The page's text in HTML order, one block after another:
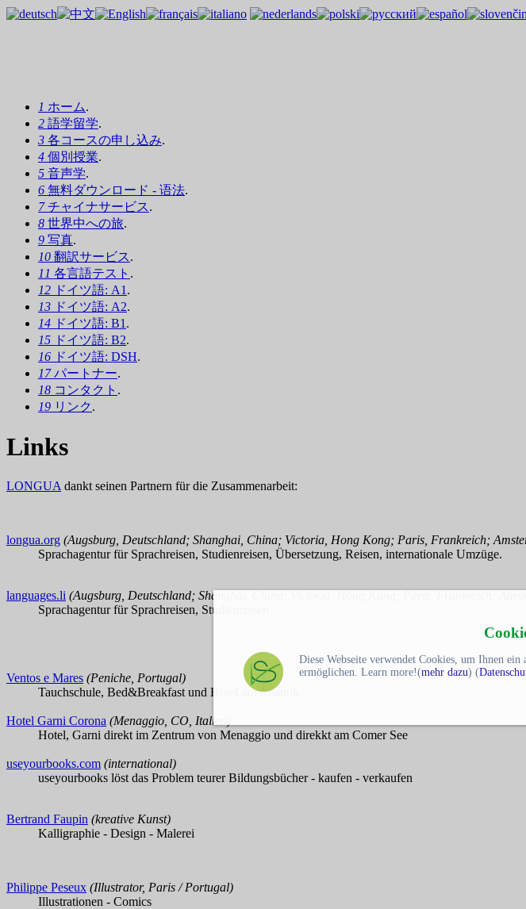
1 ホーム.
2 語学留学.
3 各コースの申し込み.
4 個別授業.
5 音声学.
6 無料ダウンロード - 语法.
7チャイナサービス.
8 世界中への旅.
9 写真.
10 翻訳サービス.
11 各言語テスト .
12 ドイツ語: A1 .
13 ドイツ語: A2.
14 ドイツ語: B1 .
15 ドイツ語: B2.
16 ドイツ語: DSH.
17パートナー.
18 コンタクト .
19 リンク .
Diese Webseite verwendet Cookies, um Ihnen ein
ermöglichen. Learn more!(mehr dazu) (
Links
LONGUA dankt seinen Partnern für die Zusammenarbeit:
longua.org (Augsburg, Deutschland; Shanghai, China; Victoria, Hong Kong; Paris, Frankreich;
Sprachagentur für Sprachreisen, Studienreisen, Übersetzung, Reisen, internationale Umzüge.
languages.li (Augsburg, Deutschland; Shanghai, China; Victoria, Hong Kong; Paris, Frankreich;
Sprachagentur für Sprachreisen, Studienreisen
Ventos e Mares (Peniche, Portugal)
Tauchschule, Bed&Breakfast und Hotel am Atlantik
Hotel Garni Corona (Menaggio, CO, Italien)
Hotel, Garni direkt im Zentrum von Menaggio und direkkt am Comer See
useyourbooks.com (international)
useyourbooks löst das Problem teurer Bildungsbücher - kaufen - verkaufen
Bertrand Faupin (kreative Kunst)
Kalligraphie - Design - Malerei
Philippe Peseux (Illustrator, Paris / Portugal)
Illustrationen - Comics